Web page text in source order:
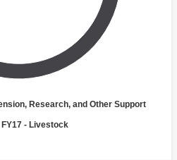
Research, and Other Support
FY17 - Livestock